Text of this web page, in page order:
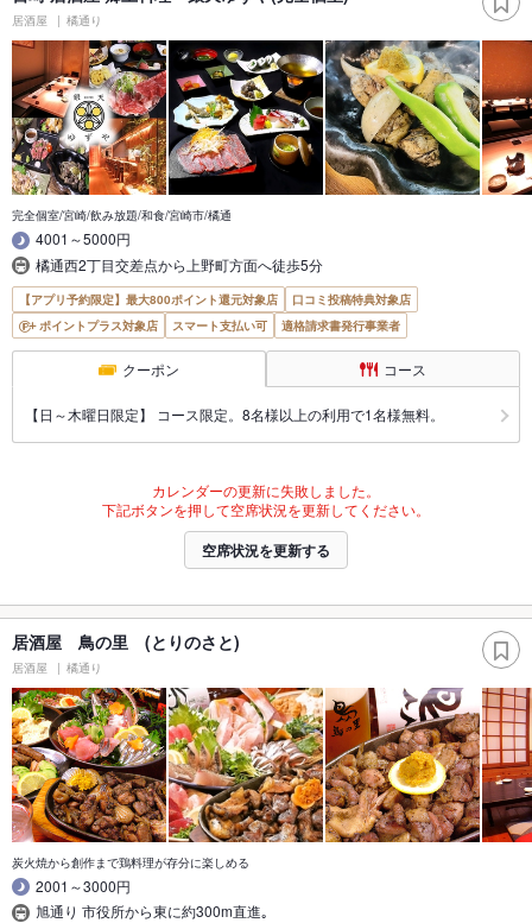
居酒屋 橘通り
完全個室/宮崎/飲み放題/和食/宮崎市/橘通
4001～5000円
橘通西2丁目交差点から上野町方面へ徒歩5分
【アプリ予約限定】最大800ポイント還元対象店
口コミ投稿特典対象店
ポイントプラス対象店
スマート支払い可 適格請求書発行事業者
クーポン コース
【日～木曜日限定】 コース限定。8名様以上の利用で1名様無料。
カレンダーの更新に失敗しました。
下記ボタンを押して空席状況を更新してください。
空席状況を更新する
居酒屋 鳥の里 (とりのさと)
居酒屋 橘通り
炭火焼から創作まで鶏料理が存分に楽しめる
2001～3000円
旭通り 市役所から東に約300m直進｡